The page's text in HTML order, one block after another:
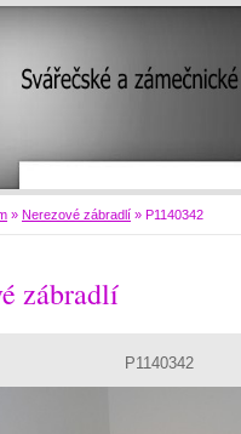
» Nerezové zábradlí » P1140342
zábradlí
P1140342